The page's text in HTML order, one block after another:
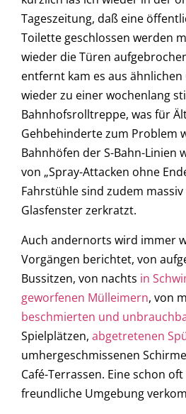
Tageszeitung, daß eine
Toilette geschlossen werden
wieder die Türen
entfernt kam es aus
wieder zu einer wochenlang
Bahnhofsrolltreppe, was für
Gehbehinderte zum Problem
Bahnhöfen der S-Bahn-Linien
von „Spray-Attacken ohne
Fahrstühle sind zudem
Glasfenster zerkratzt.
Auch andernorts wird immer
Vorgängen berichtet, von
Bussitzen, von nachts in
geworfenen Mülleimern, von
beschmierten und
Spielplätzen, abgetretenen
umhergeschmissenen
Café-Terrassen. Eine schon
freundliche Umgebung